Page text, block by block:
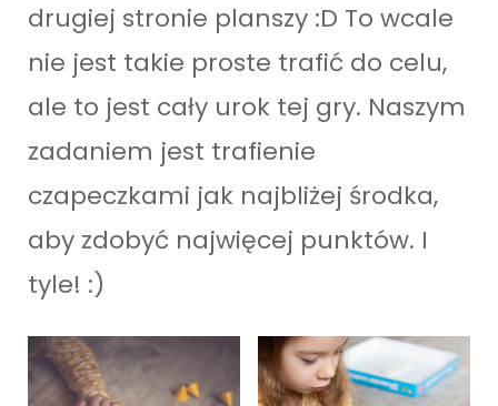
drugiej stronie planszy :D To wcale
nie jest takie proste trafić do celu,
ale to jest cały urok tej gry. Naszym
zadaniem jest trafienie
czapeczkami jak najbliżej środka,
aby zdobyć najwięcej punktów. I
tyle! :)